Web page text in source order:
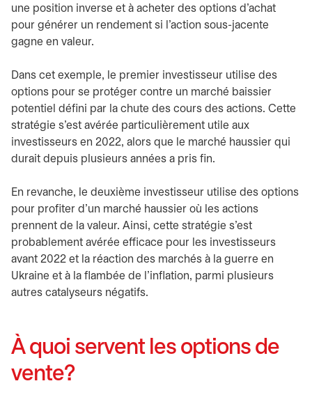
une position inverse et à acheter des options d’achat
pour générer un rendement si l’action sous-jacente
gagne en valeur.
Dans cet exemple, le premier investisseur utilise des
options pour se protéger contre un marché baissier
potentiel défini par la chute des cours des actions. Cette
stratégie s’est avérée particulièrement utile aux
investisseurs en 2022, alors que le marché haussier qui
durait depuis plusieurs années a pris fin.
En revanche, le deuxième investisseur utilise des options
pour profiter d’un marché haussier où les actions
prennent de la valeur. Ainsi, cette stratégie s’est
probablement avérée efficace pour les investisseurs
avant 2022 et la réaction des marchés à la guerre en
Ukraine et à la flambée de l’inflation, parmi plusieurs
autres catalyseurs négatifs.
À quoi servent les options de
vente?